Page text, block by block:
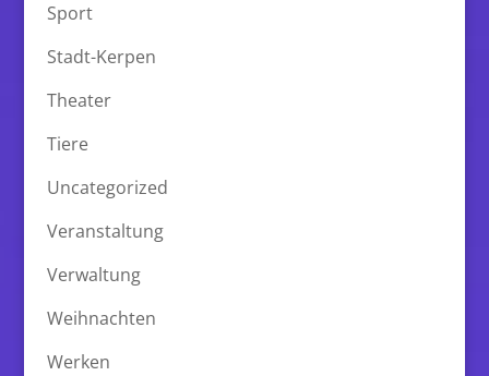
Sport
Stadt-Kerpen
Theater
Tiere
Uncategorized
Veranstaltung
Verwaltung
Weihnachten
Werken